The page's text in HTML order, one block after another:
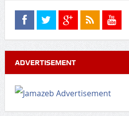
ADVERTISEMENT